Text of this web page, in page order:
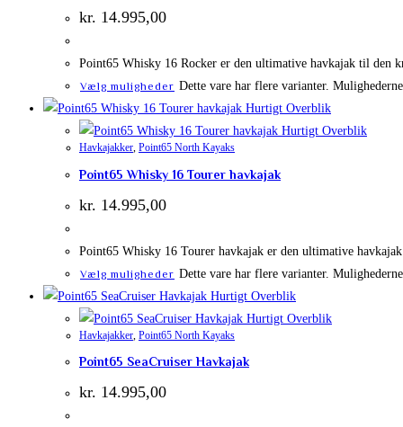
kr. 14.995,00
Point65 Whisky 16 Rocker er den ultimative havkajak til den
Vælg muligheder Dette vare har flere varianter.
Hurtigt Overblik
Hurtigt Overblik
Havkajakker, Point65 North Kayaks
Point65 Whisky 16 Tourer havkajak
kr. 14.995,00
Point65 Whisky 16 Tourer havkajak er den ultimative
Vælg muligheder Dette vare har flere varianter.
Hurtigt Overblik
Hurtigt Overblik
Havkajakker Point65 North Kayaks
Point65 SeaCruiser Havkajak
kr. 14.995,00